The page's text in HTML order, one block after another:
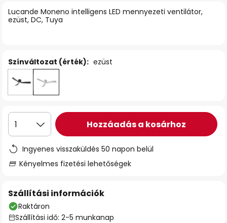
Lucande Moneno intelligens LED mennyezeti ventilátor,
ezüst, DC, Tuya
Színváltozat (érték): ezüst
1 Hozzáadás a kosárhoz
Ingyenes visszaküldés 50 napon belül
Kényelmes fizetési lehetőségek
Szállítási információk
Raktáron
Szállítási idő: 2-5 munkanap